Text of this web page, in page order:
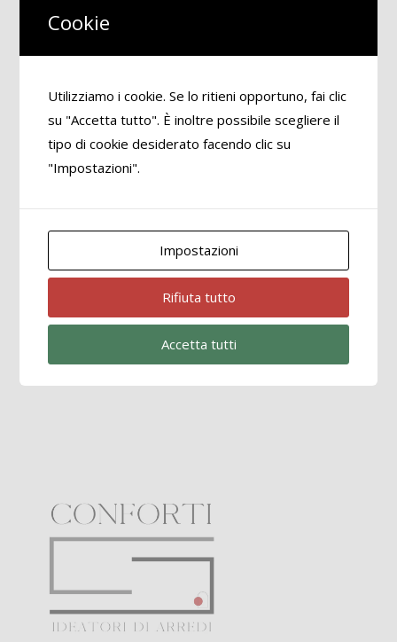
Brand proposti
Tomasella
Scopri la sezione dedicata alla
SCOPRI DI PIÙ
Cookie
Utilizziamo i cookie. Se lo ritieni opportuno, fai clic
su "Accetta tutto". È inoltre possibile scegliere il
tipo di cookie desiderato facendo clic su
"Impostazioni".
Impostazioni
Rifiuta tutto
Accetta tutti